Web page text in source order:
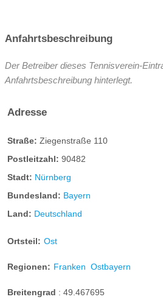
Anfahrtsbeschreibung
Der Betreiber dieses Tennisverein-
Anfahrtsbeschreibung hinterlegt.
Adresse
Straße: Ziegenstraße 110
Postleitzahl: 90482
Stadt: Nürnberg
Bundesland: Bayern
Land: Deutschland
Ortsteil: Ost
Regionen: Franken Ostbayern
Breitengrad : 49.467695